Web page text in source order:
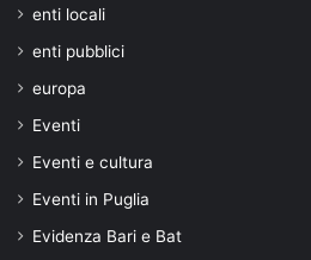
enti locali
enti pubblici
europa
Eventi
Eventi e cultura
Eventi in Puglia
Evidenza Bari e Bat